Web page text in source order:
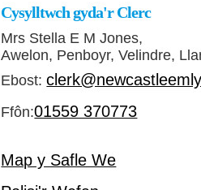
Cysylltwch gyda'r Clerc
Mrs Stella E M Jones,
Awelon, Penboyr, Velindre,
Ebost:
Ffôn:01559 370773
Map y Safle We